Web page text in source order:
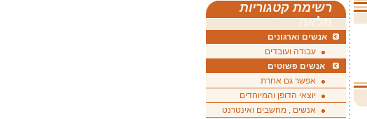
רשימת קטגוריות
מלאה
אנשים וארגונים
עבודה ועובדים
אנשים פשוטים
אפשר גם אחרת
יוצאי הדופן והמיוחדים
אנשים , מחשבים ואינטרנט